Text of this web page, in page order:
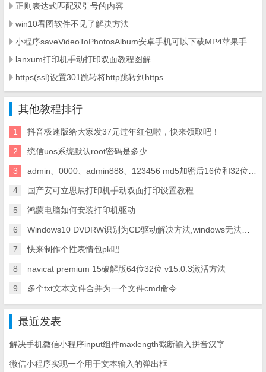
正则表达式匹配双引号的内容
win10看图软件不见了解决方法
lanxum打印机手动打印双面教程图解
https(ssl)设置301跳转将http跳转到https
其他教程排行
1 抖音极速版给大家发37元过年红包啦，快来领取吧！
2 统信uos系统默认root密码是多少
3 admin、0000、admin888、123456 md5加密后16位和32位代码
4 国产安可立思辰打印机手动双面打印设置教程
5 鸿蒙电脑如何安装打印机驱动
6 Windows10 DVDRW识别为CD驱动解决方法,windows无法读取驱动器E:\中的光盘解决方法
7 快来制作个性表情包pk吧
8 navicat premium 15破解版64位32位 v15.0.3激活方法
9 多个txt文本文件合并为一个文件cmd命令
最近发表
解决手机微信小程序input组件maxlength截断输入拼音汉字
微信小程序实现一个用于文本输入的弹出框